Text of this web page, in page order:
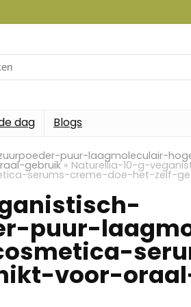
dag Blogs
puur-laagmoleculair-
gebruik» Naturellia-10-g-
serums-creme-doe-het-zelf-
puur-
voor-